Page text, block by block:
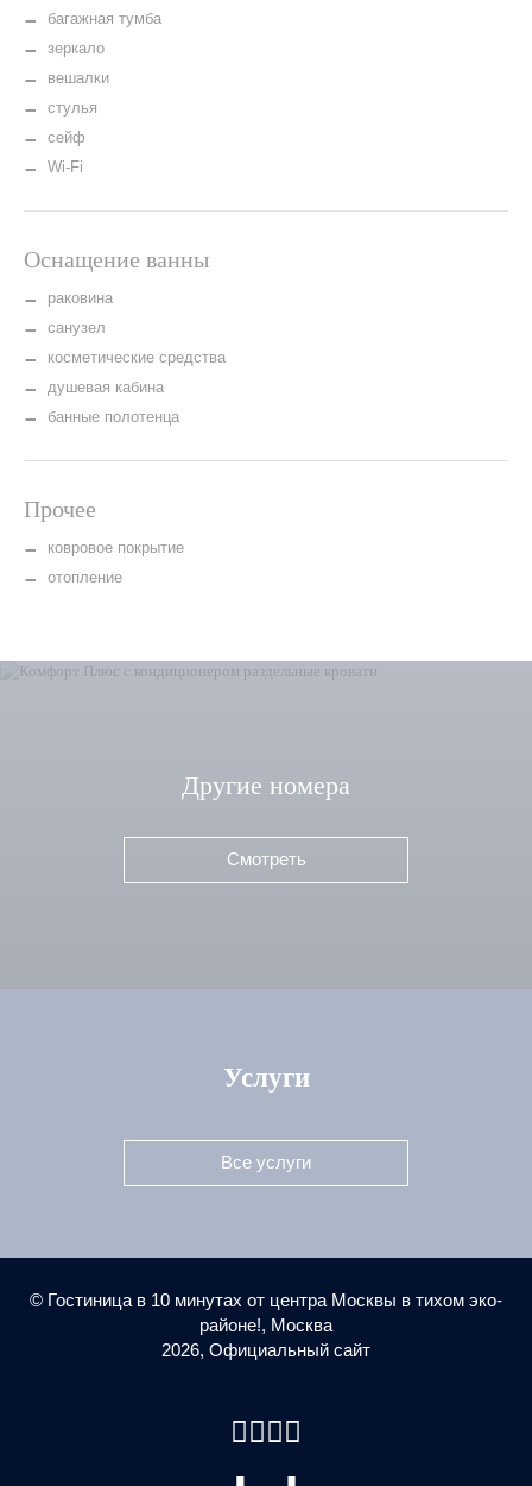
Конференц-
залы
Фотогалерея
Отзывы
Новости
информация
Контакты
багажная тумба
зеркало
вешалки
стулья
сейф
Wi-Fi
Оснащение ванны
раковина
санузел
косметические средства
душевая кабина
банные полотенца
Прочее
ковровое покрытие
отопление
Другие номера
Смотреть
Услуги
Все услуги
© Гостиница в 10 минутах от центра Москвы в тихом эко-
районе!, Москва
2026, Официальный сайт